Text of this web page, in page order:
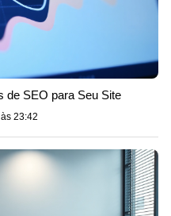
de SEO para Seu Site
23:42